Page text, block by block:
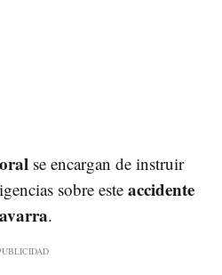
se encargan de instruir
sobre este accidente
.